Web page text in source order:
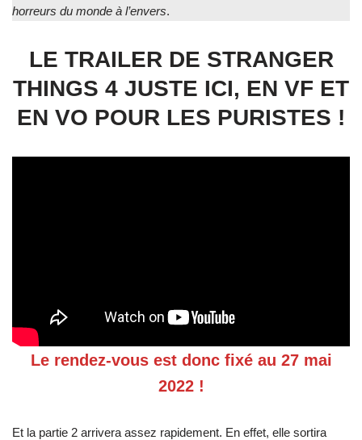
horreurs du monde à l’envers.
LE TRAILER DE STRANGER
THINGS 4 JUSTE ICI, EN VF ET
EN VO POUR LES PURISTES !
Le rendez-vous est donc fixé au 27 mai
2022 !
Et la partie 2 arrivera assez rapidement. En effet, elle sortira